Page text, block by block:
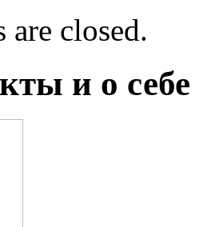
are closed.
и о себе